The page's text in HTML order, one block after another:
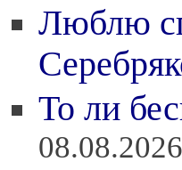
Люблю
То ли